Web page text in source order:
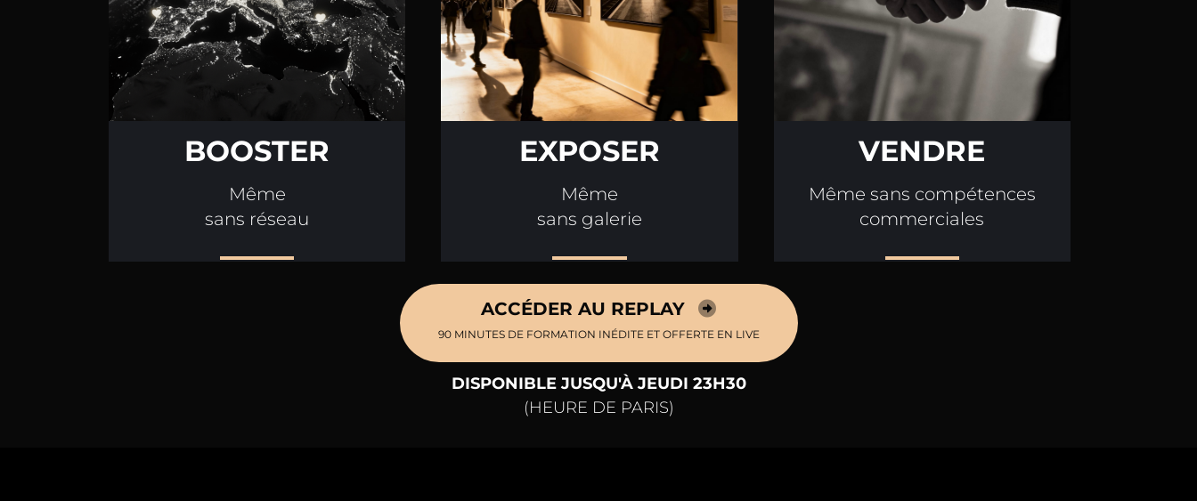
BOOSTER
Même
sans réseau
EXPOSER
Même
sans galerie
VENDRE
Même sans compétences
commerciales
ACCÉDER AU REPLAY
90 MINUTES DE FORMATION INÉDITE ET OFFERTE EN LIVE
DISPONIBLE JUSQU'À JEUDI 23H30
(HEURE DE PARIS)